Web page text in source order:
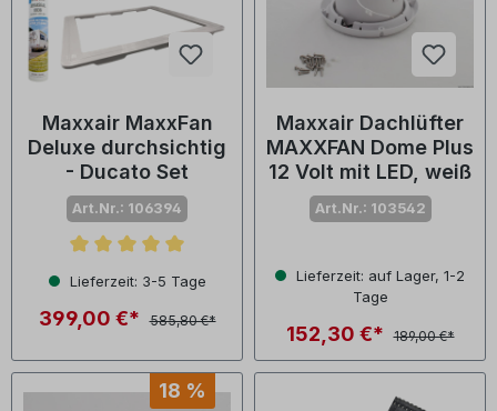
Maxxair MaxxFan
Deluxe durchsichtig
- Ducato Set
Art.Nr.: 106394
Durchschnittliche Bewertung von 5 von 5 Sternen
Lieferzeit: 3-5 Tage
399,00 €* 585,80 €*
Maxxair Dachlüfter
MAXXFAN Dome Plus
12 Volt mit LED, weiß
Art.Nr.: 103542
Lieferzeit: auf Lager, 1-2
Tage
152,30 €* 189,00 €*
18 %